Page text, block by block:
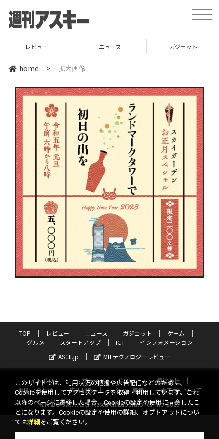
toggle
レビュー ニュース ガジェット
home > 拡大画像
TOP レビュー ニュース ガジェット
ゲーム
グルメ
スタートアップ ICT
インフォメーション
ASCII.jp
MITテクノロジーレビュー
サイトポリシー プライバシーポリシー
運営会社
お問い合わせ
広告掲載 スタッフ募集
電子版について
©KADOKAWA ASCII Research Laboratories, Inc. 2026
このサイトでは、利用状況の把握や広告配信などのために、
Cookieを使用してアクセスデータを取得・利用しています。これ
以降のページに遷移した場合、Cookieの設定や使用に同意したこ
とになります。Cookieの設定や使用の詳細、オプトアウトについ
ては詳細 をご覧ください。